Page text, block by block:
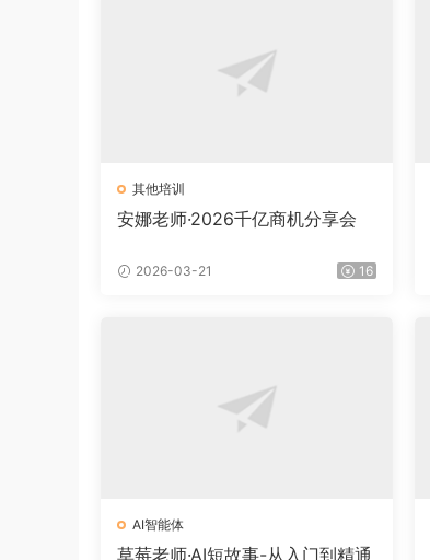
其他培训
安娜老师·2026千亿商机分享会
2026-03-21 16
AI智能体
草莓老师·AI短故事-从入门到精通